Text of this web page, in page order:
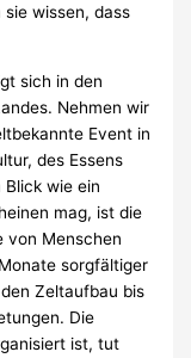
wissen, dass
sich in den
Nehmen wir
Event in
des Essens
Blick wie ein
mag, ist die
von Menschen
sorgfältiger
Zeltaufbau bis
Die
ist, tut